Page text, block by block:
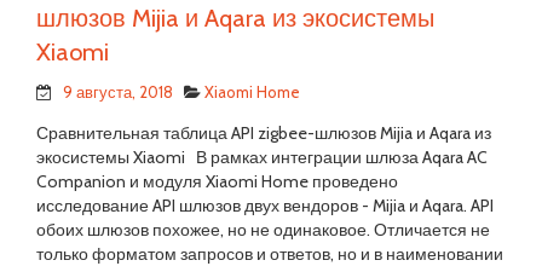
шлюзов Mijia и Aqara из экосистемы
Xiaomi
9 августа, 2018 Xiaomi Home
Сравнительная таблица API zigbee-шлюзов Mijia и Aqara из
экосистемы Xiaomi В рамках интеграции шлюза Aqara AC
Companion и модуля Xiaomi Home проведено
исследование API шлюзов двух вендоров - Mijia и Aqara. API
обоих шлюзов похожее, но не одинаковое. Отличается не
только форматом запросов и ответов, но и в наименовании